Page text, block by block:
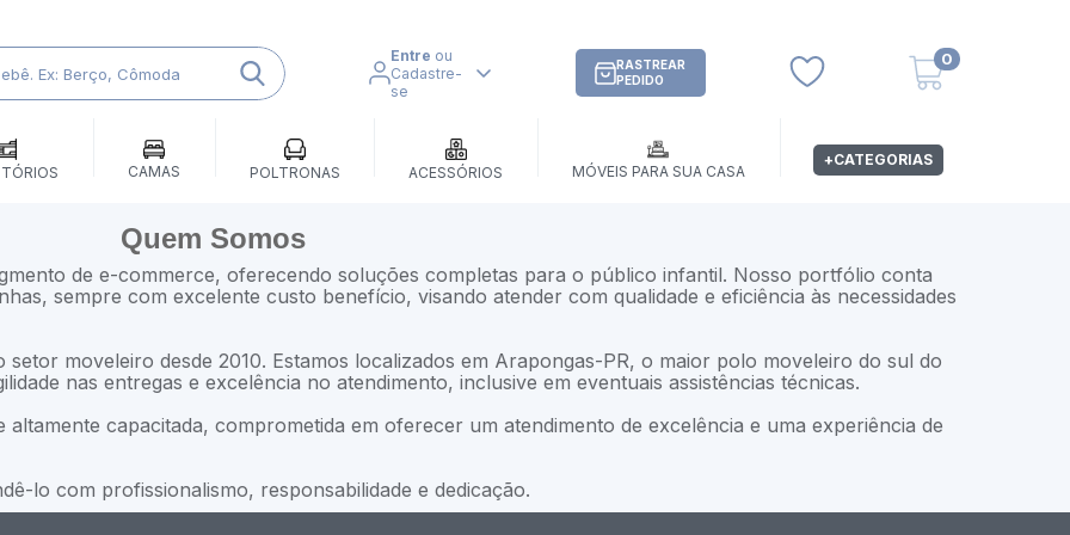
Entre ou
Cadastre-
se
RASTREAR
PEDIDO
0
CAMAS POLTRONAS ACESSÓRIOS MÓVEIS PARA SUA CASA
+CATEGORIAS
Quem Somos
de e-commerce, oferecendo soluções completas para o público infantil. Nosso portfólio conta
sempre com excelente custo benefício, visando atender com qualidade e eficiência às necessidades
moveleiro desde 2010. Estamos localizados em Arapongas-PR, o maior polo moveleiro do sul do
nas entregas e excelência no atendimento, inclusive em eventuais assistências técnicas.
capacitada, comprometida em oferecer um atendimento de excelência e uma experiência de
lo com profissionalismo, responsabilidade e dedicação.